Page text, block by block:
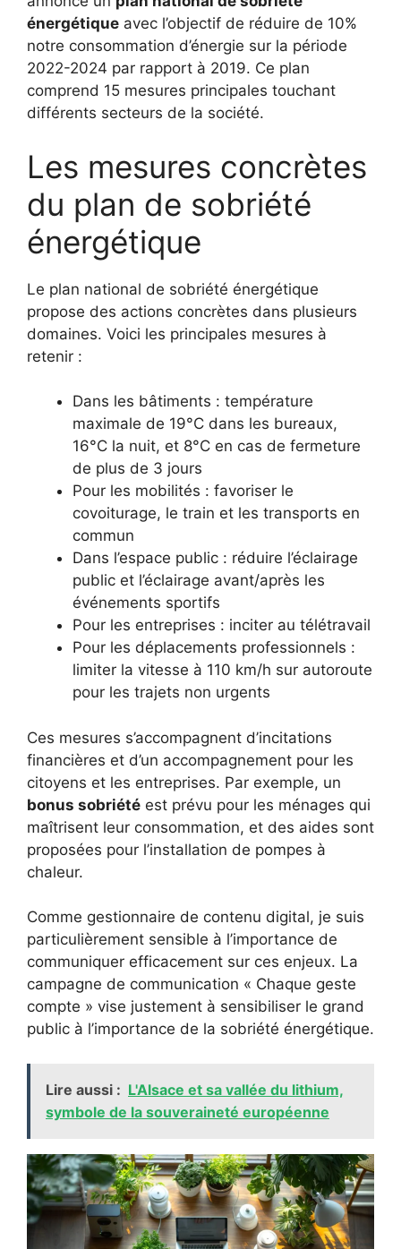
énergétique avec l’objectif de réduire de 10%
notre consommation d’énergie sur la période
2022-2024 par rapport à 2019. Ce plan
comprend 15 mesures principales touchant
différents secteurs de la société.
Les mesures concrètes
du plan de sobriété
énergétique
Le plan national de sobriété énergétique
propose des actions concrètes dans plusieurs
domaines. Voici les principales mesures à
retenir :
Dans les bâtiments : température
maximale de 19°C dans les bureaux,
16°C la nuit, et 8°C en cas de fermeture
de plus de 3 jours
Pour les mobilités : favoriser le
covoiturage, le train et les transports en
commun
Dans l’espace public : réduire l’éclairage
public et l’éclairage avant/après les
événements sportifs
Pour les entreprises : inciter au télétravail
Pour les déplacements professionnels :
limiter la vitesse à 110 km/h sur autoroute
pour les trajets non urgents
Ces mesures s’accompagnent d’incitations
financières et d’un accompagnement pour les
citoyens et les entreprises. Par exemple, un
bonus sobriété est prévu pour les ménages qui
maîtrisent leur consommation, et des aides sont
proposées pour l’installation de pompes à
chaleur.
Comme gestionnaire de contenu digital, je suis
particulièrement sensible à l’importance de
communiquer efficacement sur ces enjeux. La
campagne de communication « Chaque geste
compte » vise justement à sensibiliser le grand
public à l’importance de la sobriété énergétique.
Lire aussi : L'Alsace et sa vallée du lithium,
symbole de la souveraineté européenne